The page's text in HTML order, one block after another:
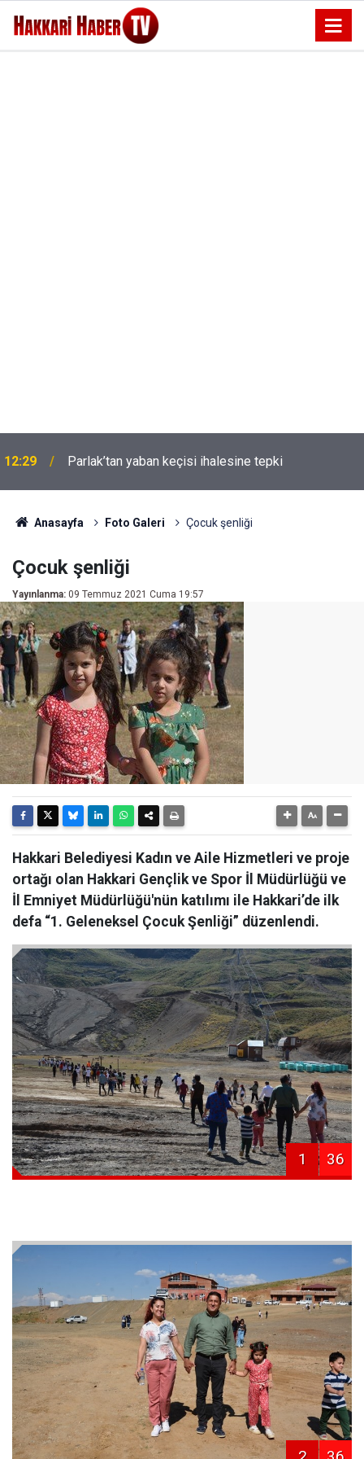
12:29 Parlak’tan yaban keçisi ihalesine tepki
Anasayfa Foto Galeri Çocuk şenliği
Çocuk şenliği
Yayınlanma: 09 Temmuz 2021 Cuma 19:57
Hakkari Belediyesi Kadın ve Aile Hizmetleri ve proje
ortağı olan Hakkari Gençlik ve Spor İl Müdürlüğü ve
İl Emniyet Müdürlüğü'nün katılımı ile Hakkari’de ilk
defa “1. Geleneksel Çocuk Şenliği” düzenlendi.
1 36